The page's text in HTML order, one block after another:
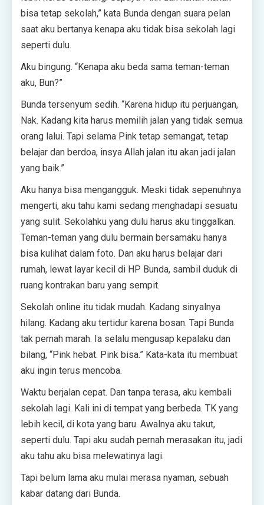
bisa tetap sekolah,” kata Bunda dengan suara pelan
saat aku bertanya kenapa aku tidak bisa sekolah lagi
seperti dulu.
Aku bingung. “Kenapa aku beda sama teman-teman
aku, Bun?”
Bunda tersenyum sedih. “Karena hidup itu perjuangan,
Nak. Kadang kita harus memilih jalan yang tidak semua
orang lalui. Tapi selama Pink tetap semangat, tetap
belajar dan berdoa, insya Allah jalan itu akan jadi jalan
yang baik.”
Aku hanya bisa mengangguk. Meski tidak sepenuhnya
mengerti, aku tahu kami sedang menghadapi sesuatu
yang sulit. Sekolahku yang dulu harus aku tinggalkan.
Teman-teman yang dulu bermain bersamaku hanya
bisa kulihat dalam foto. Dan aku harus belajar dari
rumah, lewat layar kecil di HP Bunda, sambil duduk di
ruang kontrakan baru yang sempit.
Sekolah online itu tidak mudah. Kadang sinyalnya
hilang. Kadang aku tertidur karena bosan. Tapi Bunda
tak pernah marah. Ia selalu mengusap kepalaku dan
bilang, “Pink hebat. Pink bisa.” Kata-kata itu membuat
aku ingin terus mencoba.
Waktu berjalan cepat. Dan tanpa terasa, aku kembali
sekolah lagi. Kali ini di tempat yang berbeda. TK yang
lebih kecil, di kota yang baru. Awalnya aku takut,
seperti dulu. Tapi aku sudah pernah merasakan itu, jadi
aku tahu aku bisa melewatinya lagi.
Tapi belum lama aku mulai merasa nyaman, sebuah
kabar datang dari Bunda.